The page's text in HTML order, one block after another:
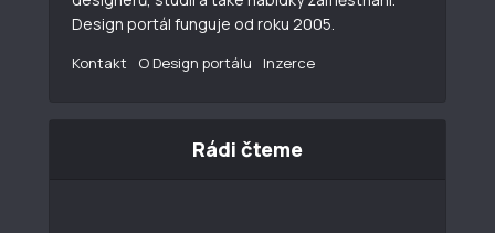
Design portál funguje od roku 2005.
Kontakt O Design portálu Inzerce
Rádi čteme